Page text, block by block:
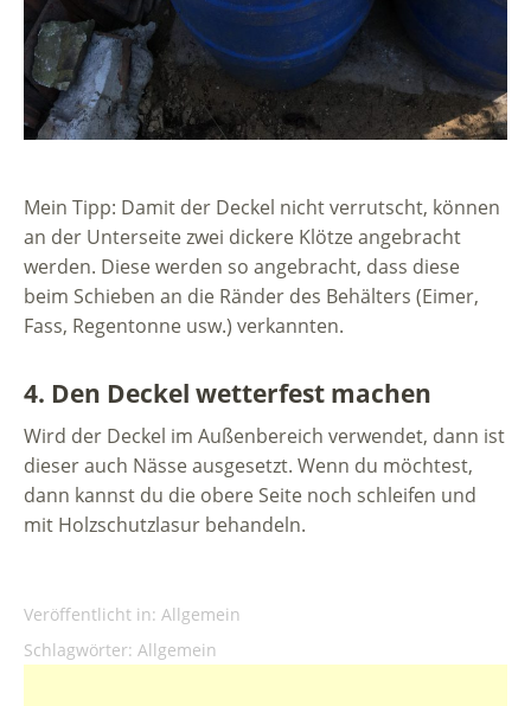
Mein Tipp: Damit der Deckel nicht verrutscht, können
an der Unterseite zwei dickere Klötze angebracht
werden. Diese werden so angebracht, dass diese
beim Schieben an die Ränder des Behälters (Eimer,
Fass, Regentonne usw.) verkannten.
4. Den Deckel wetterfest machen
Wird der Deckel im Außenbereich verwendet, dann ist
dieser auch Nässe ausgesetzt. Wenn du möchtest,
dann kannst du die obere Seite noch schleifen und
mit Holzschutzlasur behandeln.
Veröffentlicht in: Allgemein
Schlagwörter: Allgemein